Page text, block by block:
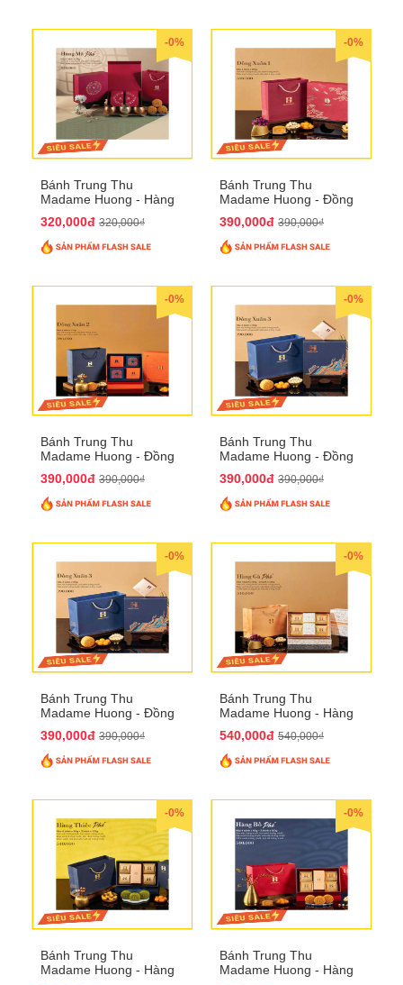
-0%
Bánh Trung Thu
Madame Huong - Hàng
320,000đ 320,000₫
-0%
Bánh Trung Thu
Madame Huong - Đồng
390,000đ 390,000₫
-0%
Bánh Trung Thu
Madame Huong - Đồng
390,000đ 390,000₫
-0%
Bánh Trung Thu
Madame Huong - Đồng
390,000đ 390,000₫
-0%
Bánh Trung Thu
Madame Huong - Đồng
390,000đ 390,000₫
-0%
Bánh Trung Thu
Madame Huong - Hàng
540,000đ 540,000₫
-0%
Bánh Trung Thu
Madame Huong - Hàng
-0%
Bánh Trung Thu
Madame Huong - Hàng